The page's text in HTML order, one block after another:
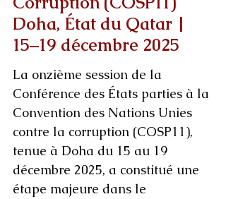
Doha, État du Qatar |
15–19 décembre 2025
La onzième session de la
Conférence des États parties à la
Convention des Nations Unies
contre la corruption (COSP11),
tenue à Doha du 15 au 19
décembre 2025, a constitué une
étape majeure dans le